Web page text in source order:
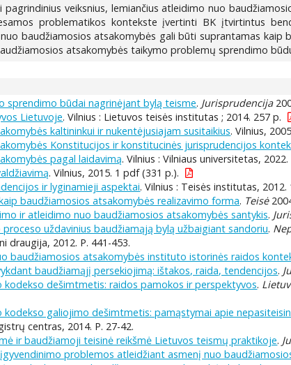
veiksnius, lemiančius atleidimo nuo
problematikos kontekste įvertinti BK įtvirtintus
baudžiamosios atsakomybės gali būti suprantamas
atsakomybės taikymo problemų sprendimo
sprendimo būdai nagrinėjant bylą teisme. Jurisprudencija
Lietuvoje. Vilnius : Lietuvos teisės institutas ; 2014. 257 p.
kaltininkui ir nukentėjusiajam susitaikius. Vilnius,
Konstitucijos ir konstitucinės jurisprudencijos
pagal laidavimą. Vilnius : Vilniaus universitetas, 2022.
. Vilnius, 2015. 1 pdf (331 p.).
ir lyginamieji aspektai. Vilnius : Teisės institutas, 2012.
baudžiamosios atsakomybės realizavimo forma. Teisė
ir atleidimo nuo baudžiamosios atsakomybės santykis.
uždavinius baudžiamąją bylą užbaigiant sandoriu.
draugija, 2012. P. 441-453.
baudžiamosios atsakomybės instituto istorinės raidos
baudžiamąjį persekiojimą: ištakos, raida, tendencijos.
kodekso dešimtmetis: raidos pamokos ir perspektyvos.
galiojimo dešimtmetis: pamąstymai apie
centras, 2014. P. 27-42.
ir baudžiamoji teisinė reikšmė Lietuvos teismų praktikoje.
problemos atleidžiant asmenį nuo